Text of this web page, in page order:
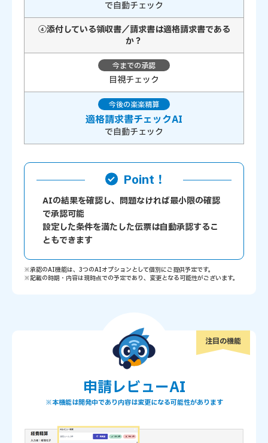
で自動チェック
④添付している領収書／請求書は適格請求書である
か？
目視チェック
適格請求書チェックAI
で自動チェック
Point！
AIの結果を確認し、問題なければ最小限の確認
で承認可能
設定した条件を満たした伝票は自動承認するこ
ともできます
※承認のAI機能は、3つのAIオプションとして個別にご提供予定です。
※記載の時期・内容は現時点での予定であり、変更となる可能性がございます。
申請レビューAI
※本機能は開発中であり内容は変更になる可能性があります
注目の機能